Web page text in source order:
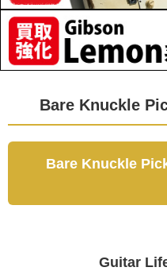
Bare Knuckle
Bare Knuckle
Guitar